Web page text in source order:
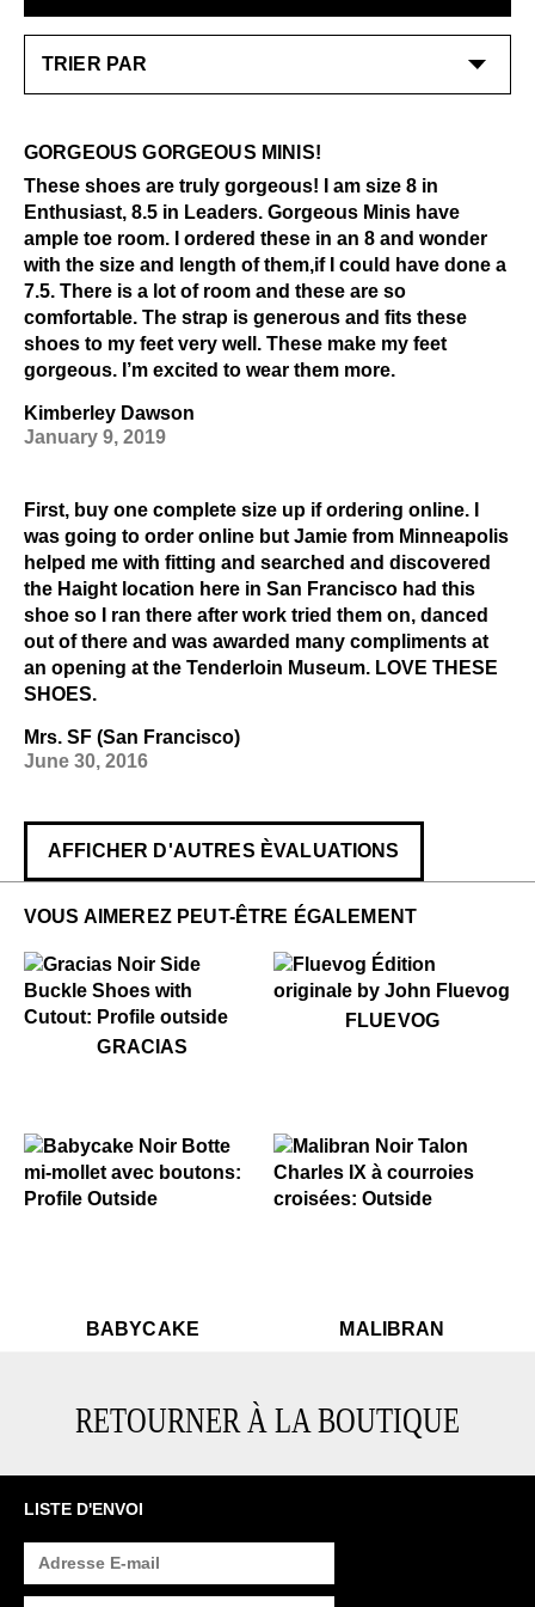
GORGEOUS GORGEOUS MINIS!
These shoes are truly gorgeous! I am size 8 in
Enthusiast, 8.5 in Leaders. Gorgeous Minis have
ample toe room. I ordered these in an 8 and wonder
with the size and length of them,if I could have done a
7.5. There is a lot of room and these are so
comfortable. The strap is generous and fits these
shoes to my feet very well. These make my feet
gorgeous. I’m excited to wear them more.
Kimberley Dawson
January 9, 2019
First, buy one complete size up if ordering online. I
was going to order online but Jamie from Minneapolis
helped me with fitting and searched and discovered
the Haight location here in San Francisco had this
shoe so I ran there after work tried them on, danced
out of there and was awarded many compliments at
an opening at the Tenderloin Museum. LOVE THESE
SHOES.
Mrs. SF (San Francisco)
June 30, 2016
AFFICHER D'AUTRES ÈVALUATIONS
VOUS AIMEREZ PEUT-ÊTRE ÉGALEMENT
GRACIAS
FluevogFLUEVOG
Babycake
BABYCAKE MALIBRAN
RETOURNER À LA BOUTIQUE
LISTE D'ENVOI